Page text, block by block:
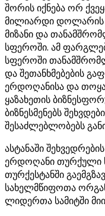
შორის იქნება ორ
მილიარდი დოლარის
მიზანი და
სფეროში. ამ
სფეროში
და შეთანხმებების
ერდოღანისა და
ყაზახეთის
ბიზნესმენებს
შესაძლებლობებს
ასტანაში
ერდოღანი თურქული
თურქესტანში
სახელმწიფოთა
ლიდერთა სამიტში